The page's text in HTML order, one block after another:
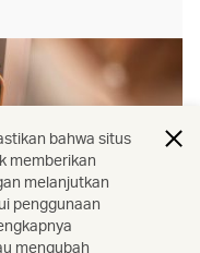
bahwa situs
memberikan
melanjutkan
penggunaan
mengubah